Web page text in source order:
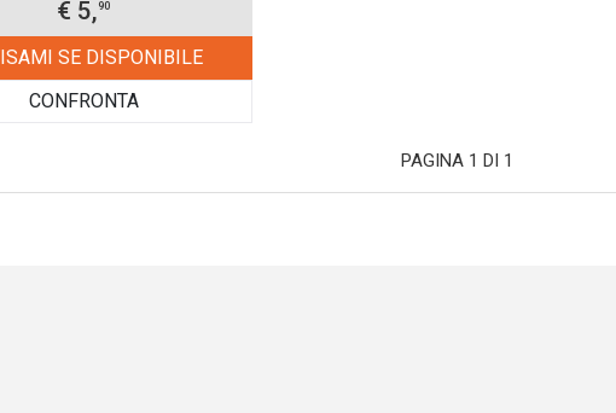
€ 5,90
SE DISPONIBILE
CONFRONTA
PAGINA 1 DI 1